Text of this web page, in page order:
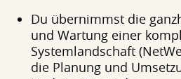
Du übernimmst die
und Wartung einer
Systemlandschaft
die Planung und